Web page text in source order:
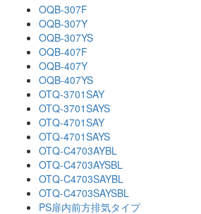
OQB-307F
OQB-307Y
OQB-307YS
OQB-407F
OQB-407Y
OQB-407YS
OTQ-3701SAY
OTQ-3701SAYS
OTQ-4701SAY
OTQ-4701SAYS
OTQ-C4703AYBL
OTQ-C4703AYSBL
OTQ-C4703SAYBL
OTQ-C4703SAYSBL
PS扉内前方排気タイプ